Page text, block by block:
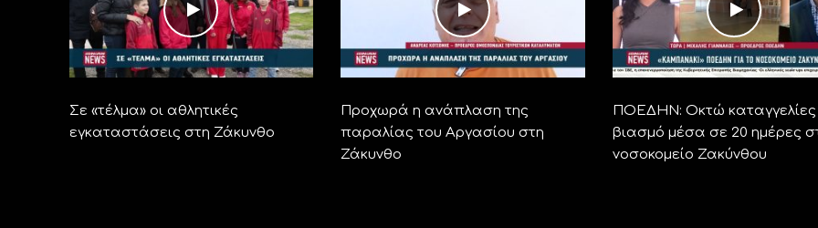
Σε «τέλμα» οι αθλητικές
εγκαταστάσεις στη Ζάκυνθο
Προχωρά η ανάπλαση της
παραλίας του Αργασίου στη
Ζάκυνθο
ΠΟΕΔΗΝ: Οκτώ καταγγελίες
βιασμό μέσα σε 20 ημέρες
νοσοκομείο Ζακύνθου